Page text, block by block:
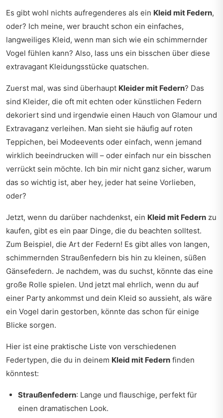
Es gibt wohl nichts aufregenderes als ein Kleid mit Federn,
oder? Ich meine, wer braucht schon ein einfaches,
langweiliges Kleid, wenn man sich wie ein schimmernder
Vogel fühlen kann? Also, lass uns ein bisschen über diese
extravagant Kleidungsstücke quatschen.
Zuerst mal, was sind überhaupt Kleider mit Federn? Das
sind Kleider, die oft mit echten oder künstlichen Federn
dekoriert sind und irgendwie einen Hauch von Glamour und
Extravaganz verleihen. Man sieht sie häufig auf roten
Teppichen, bei Modeevents oder einfach, wenn jemand
wirklich beeindrucken will – oder einfach nur ein bisschen
verrückt sein möchte. Ich bin mir nicht ganz sicher, warum
das so wichtig ist, aber hey, jeder hat seine Vorlieben,
oder?
Jetzt, wenn du darüber nachdenkst, ein Kleid mit Federn zu
kaufen, gibt es ein paar Dinge, die du beachten solltest.
Zum Beispiel, die Art der Federn! Es gibt alles von langen,
schimmernden Straußenfedern bis hin zu kleinen, süßen
Gänsefedern. Je nachdem, was du suchst, könnte das eine
große Rolle spielen. Und jetzt mal ehrlich, wenn du auf
einer Party ankommst und dein Kleid so aussieht, als wäre
ein Vogel darin gestorben, könnte das schon für einige
Blicke sorgen.
Hier ist eine praktische Liste von verschiedenen
Federtypen, die du in deinem Kleid mit Federn finden
könntest:
Straußenfedern: Lange und flauschige, perfekt für
einen dramatischen Look.